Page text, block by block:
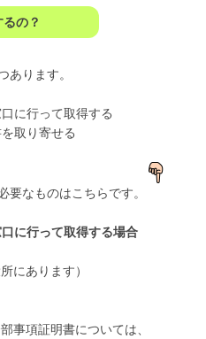
の？
あります。
に行って取得する
取り寄せる
要なものはこちらです。
に行って取得する場合
にあります）
事項証明書については、